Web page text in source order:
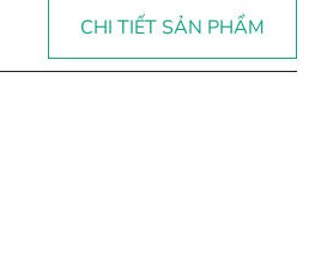
CHI TIẾT SẢN PHẨM